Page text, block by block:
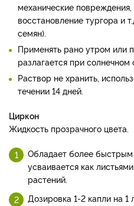
механические
восстановление тургора и
семян).
Применять рано утром или
разлагается при солнечном
Раствор не хранить,
течении 14 дней.
Циркон
Жидкость прозрачного цвета.
Обладает более быстрым
усваивается как
растений.
Дозировка 1-2 капли на 1